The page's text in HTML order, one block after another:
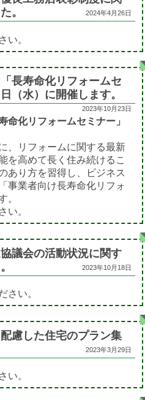
。
2024年4月26日
い。
長寿命化リフォームセ
（水）に開催します。
2023年10月23日
命化リフォームセミナー」
、リフォームに関する最新
を高めて長く住み続けるこ
あり方を習得し、ビジネス
事業者向け長寿命化リフォ
。
い。
議会の活動状況に関す
2023年10月18日
さい。
慮した住宅のプラン集
2023年3月29日
い。